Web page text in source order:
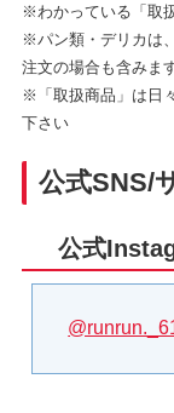
※わかっている「取
※パン類・デリカは
注文の場合も含みます
※「取扱商品」は日
下さい
公式SNS/
公式